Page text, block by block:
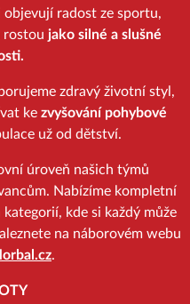
radost ze sportu,
rostou jako silné a slušné
zdravý životní styl,
kezvyšování pohybové
už od dětství.
úroveň našich týmů
Nabízíme kompletní
kde si každý může
na náborovém webu
.